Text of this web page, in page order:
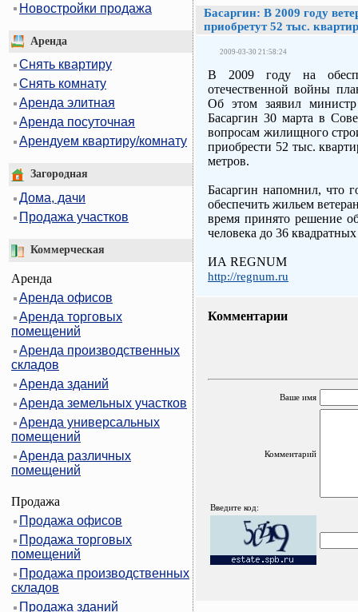
Новостройки продажа
Аренда
Снять квартиру
Снять комнату
Аренда элитная
Аренда посуточная
Арендуем квартиру/комнату
Загородная
Дома, дачи
Продажа участков
Коммерческая
Аренда
Аренда офисов
Аренда торговых
помещений
Аренда производственных
складов
Аренда зданий
Аренда земельных участков
Аренда универсальных
помещений
Аренда различных
помещений
Продажа
Продажа офисов
Продажа торговых
помещений
Продажа производственных
складов
Продажа зданий
Басаргин: В 2009 году
приобретут 52 тыс. квартир
2009-03-30 21:58:24
В 2009 году на
отечественной войны
Об этом заявил
Басаргин 30 марта в
вопросам жилищного
приобрести 52 тыс.
метров.
Басаргин напомнил, что
обеспечить жильем
время принято решение
человека до 36
ИА REGNUM
http://regnum.ru
Комментарии
Ваше имя
Комментарий
Введите код: